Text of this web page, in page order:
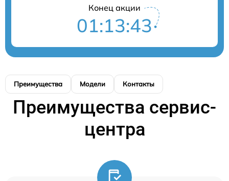
Конец акции
01:13:43
Преимущества Модели Контакты
Преимущества сервис-
центра